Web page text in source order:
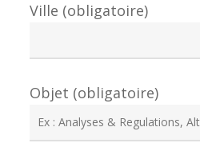
Ville (obligatoire)
Objet (obligatoire)